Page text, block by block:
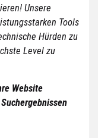
Unsere
Tools
Hürden zu
Level zu
Website